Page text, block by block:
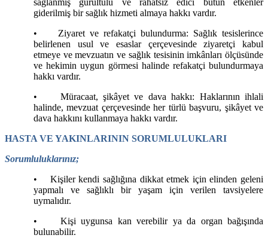
sağlanmış gürültülü ve rahatsız edici bütün etkenler
giderilmiş bir sağlık hizmeti almaya hakkı vardır.
•
Ziyaret ve refakatçi bulundurma: Sağlık tesislerince
belirlenen usul ve esaslar çerçevesinde ziyaretçi kabul
etmeye ve mevzuatın ve sağlık tesisinin imkânları ölçüsünde
ve hekimin uygun görmesi halinde refakatçi bulundurmaya
hakkı vardır.
•
Müracaat, şikâyet ve dava hakkı: Haklarının ihlali
halinde, mevzuat çerçevesinde her türlü başvuru, şikâyet ve
dava hakkını kullanmaya hakkı vardır.
HASTA VE YAKINLARININ SORUMLULUKLARI
Sorumluluklarınız;
•
Kişiler kendi sağlığına dikkat etmek için elinden geleni
yapmalı ve sağlıklı bir yaşam için verilen tavsiyelere
uymalıdır.
•
Kişi uygunsa kan verebilir ya da organ bağışında
bulunabilir.